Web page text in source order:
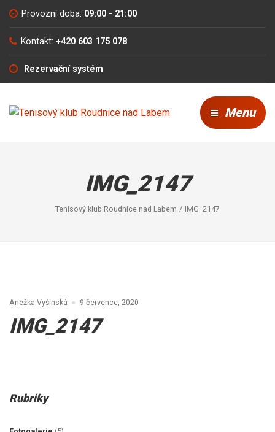
Provozní doba: 09:00 - 21:00
Kontakt: +420 603 175 078
Rezervační systém
Menu
IMG_2147
Tenisový klub Roudnice nad Labem IMG_2147
Anežka Vyšinská 9 července, 2020
IMG_2147
Rubriky